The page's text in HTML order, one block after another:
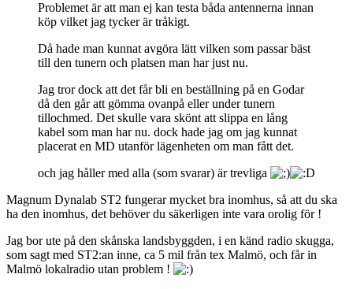
Problemet är att man ej kan testa båda antennerna innan
köp vilket jag tycker är tråkigt.
Då hade man kunnat avgöra lätt vilken som passar bäst
till den tunern och platsen man har just nu.
Jag tror dock att det får bli en beställning på en Godar
då den går att gömma ovanpå eller under tunern
tillochmed. Det skulle vara skönt att slippa en lång
kabel som man har nu. dock hade jag om jag kunnat
placerat en MD utanför lägenheten om man fått det.
och jag håller med alla (som svarar) är trevliga
Magnum Dynalab ST2 fungerar mycket bra inomhus, så att du ska
ha den inomhus, det behöver du säkerligen inte vara orolig för !
Jag bor ute på den skånska landsbyggden, i en känd radio skugga,
som sagt med ST2:an inne, ca 5 mil från tex Malmö, och får in
Malmö lokalradio utan problem !